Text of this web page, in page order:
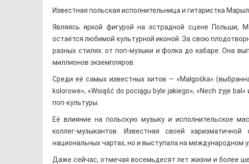
Известная польская исполнительница и гитаристка
Являясь яркой фигурой на эстрадной сцене Польши,
остаётся любимой культурной иконой. За свою
разных стилях: от поп-музыки и фолка до кабаре. Она
миллионов экземпляров.
Среди её самых известных хитов — «Małgośka»
kolorowe», «Wsiąść do pociągu byle jakiego», «Nech żyje
поп-культуры.
Её влияние на польскую музыку и исполнительское
коллег-музыкантов. Известная своей
национальных чартах, но и выступала на международном
Даже сейчас, отмечая восемьдесят лет жизни и более